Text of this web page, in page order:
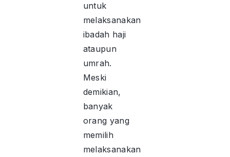
untuk
melaksanakan
ibadah haji
ataupun
umrah.
Meski
demikian,
banyak
orang yang
memilih
melaksanakan